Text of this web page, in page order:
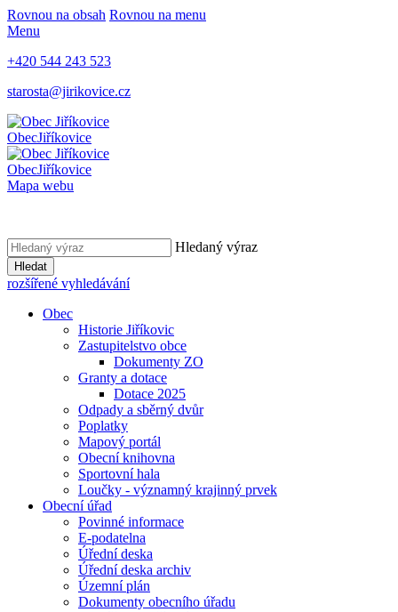
Rovnou na obsah Rovnou na menu
Menu
+420 544 243 523
starosta@jirikovice.cz
ObecJiříkovice
ObecJiříkovice
Mapa webu
Hledaný výraz
Hledat
rozšířené vyhledávání
Obec
Historie Jiříkovic
Zastupitelstvo obce
Dokumenty ZO
Granty a dotace
Dotace 2025
Odpady a sběrný dvůr
Poplatky
Mapový portál
Obecní knihovna
Sportovní hala
Loučky - významný krajinný prvek
Obecní úřad
Povinné informace
E-podatelna
Úřední deska
Úřední deska archiv
Územní plán
Dokumenty obecního úřadu